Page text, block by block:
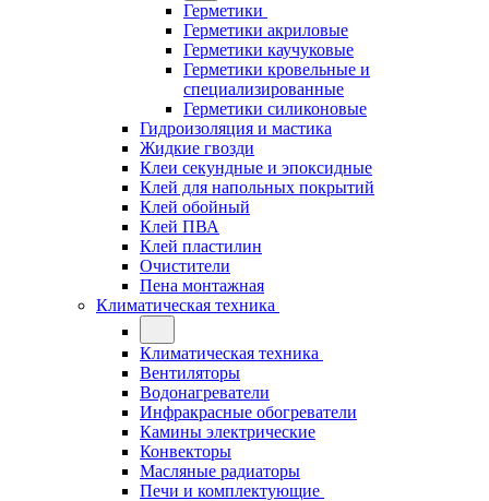
Герметики
Герметики акриловые
Герметики каучуковые
Герметики кровельные и
специализированные
Герметики силиконовые
Гидроизоляция и мастика
Жидкие гвозди
Клеи секундные и эпоксидные
Клей для напольных покрытий
Клей обойный
Клей ПВА
Клей пластилин
Очистители
Пена монтажная
Климатическая техника
Климатическая техника
Вентиляторы
Водонагреватели
Инфракрасные обогреватели
Камины электрические
Конвекторы
Масляные радиаторы
Печи и комплектующие